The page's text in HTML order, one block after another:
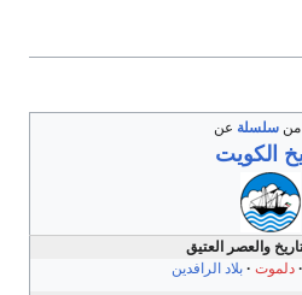
منسلسلة عن
الكويت
والعصر العتيق
دلموت
بلاد الرافدين